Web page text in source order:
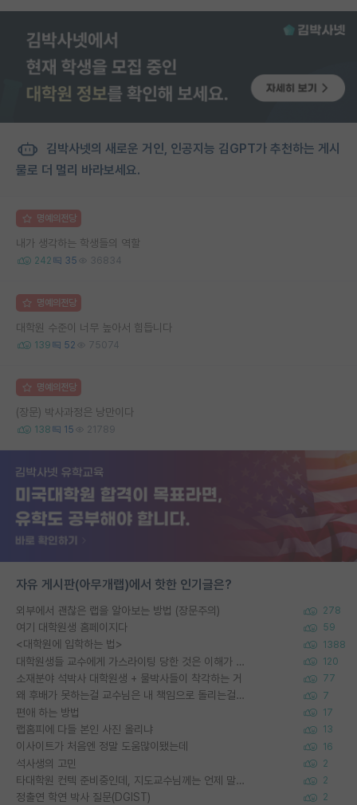
김박사넷의 새로운 거인, 인공지능 김GPT가 추천하는 게시
물로 더 멀리 바라보세요.
명예의전당
내가 생각하는 학생들의 역할
242 35 36834
명예의전당
대학원 수준이 너무 높아서 힘듭니다
139 52 75074
명예의전당
(장문) 박사과정은 낭만이다
138 15 21789
자유 게시판(아무개랩)에서 핫한 인기글은?
외부에서 괜찮은 랩을 알아보는 방법 (장문주의) 278
여기 대학원생 홈페이지다 59
<대학원에 입학하는 법> 1388
대학원생들 교수에게 가스라이팅 당한 것은 이해가 갑니다. 안타깝네요. 120
소재분야 석박사 대학원생 + 물박사들이 착각하는 거 77
왜 후배가 못하는걸 교수님은 내 책임으로 돌리는걸까요? 7
편애 하는 방법 17
랩홈피에 다들 본인 사진 올리냐 13
이사이트가 처음엔 정말 도움많이됐는데 16
석사생의 고민 2
타대학원 컨텍 준비중인데, 지도교수님께는 언제 말씀드려야 할까요? 2
정출연 학연 박사 질문(DGIST) 2